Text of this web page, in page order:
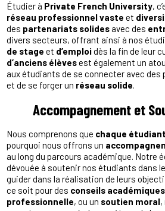
Étudier à Private French University,
réseau professionnel vaste et
des partenariats solides avec des
divers secteurs, offrant ainsi à nos
de stage et d’emploidès la fin de leur
d’anciens élèvesest également un
aux étudiants de se connecter avec
et de se forger un réseau solide.
Accompagnement et
Nous comprenons que chaque
pourquoi nous offrons un
au long du parcours académique. Notre
dévouée à soutenir nos étudiants dans
guider dans la réalisation de leurs
ce soit pour des conseils académiques
professionnelle, ou un soutien moral,